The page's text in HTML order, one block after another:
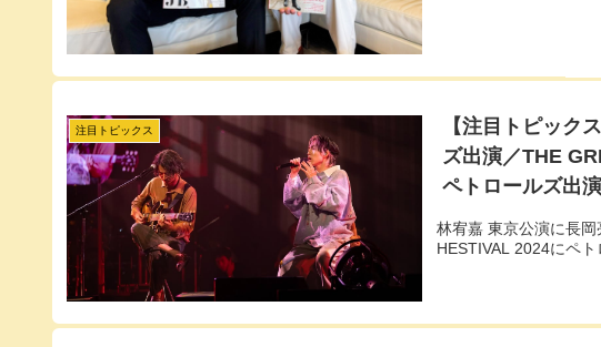
注目トピックス
【注目トピック
ズ出演／THE
ペトロールズ出
林宥嘉 東京公演に長
HESTIVAL 2024にペ